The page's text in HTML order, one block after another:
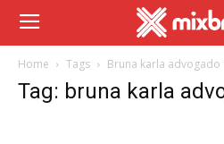
Home Tags Bruna karla advogado
Tag: bruna karla